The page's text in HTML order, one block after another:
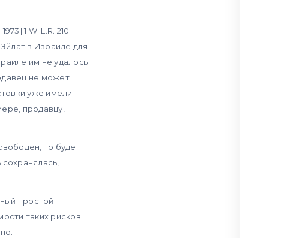
1 W .L.R. 210
в Израиле для
им не удалось
не может
уже имели
продавцу,
то будет
простой
таких рисков